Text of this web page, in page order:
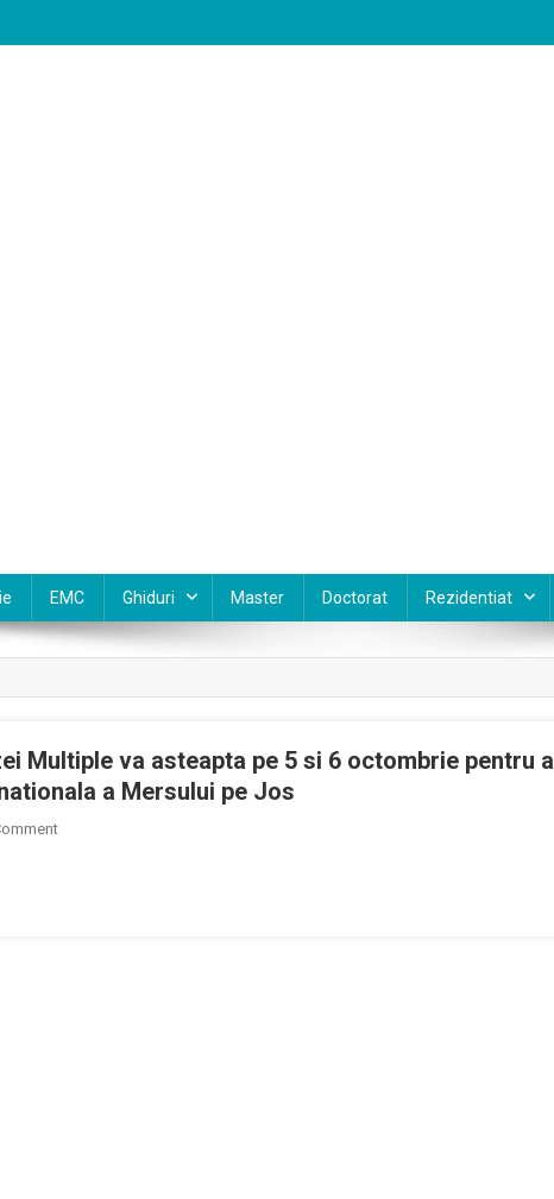
EMC Ghiduri Master Doctorat Rezidentiat
Multiple va asteapta pe 5 si 6 octombrie pentru a
a Mersului pe Jos
On